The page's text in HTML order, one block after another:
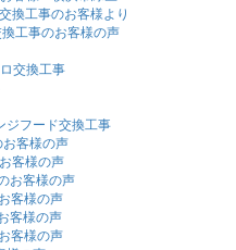
換工事のお客様より
工事のお客様の声
交換工事
フード交換工事
客様の声
客様の声
お客様の声
客様の声
客様の声
客様の声